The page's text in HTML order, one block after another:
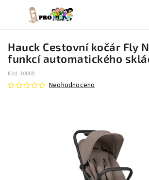
Hauck Cestovní kočár Fly
funkcí automatického
Kód: 10009
Neohodnoceno